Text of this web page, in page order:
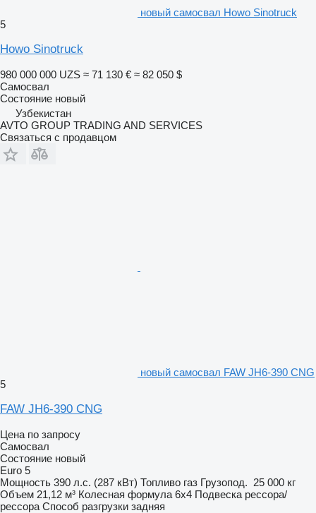
новый самосвал Howo Sinotruck
5
Howo Sinotruck
980 000 000 UZS ≈ 71 130 € ≈ 82 050 $
Самосвал
Состояние новый
Узбекистан
AVTO GROUP TRADING AND SERVICES
Связаться с продавцом
новый самосвал FAW JH6-390 CNG
5
FAW JH6-390 CNG
Цена по запросу
Самосвал
Состояние новый
Euro 5
Мощность 390 л.с. (287 кВт) Топливо газ Грузопод. 25 000 кг
Объем 21,12 м³ Колесная формула 6x4 Подвеска рессора/
рессора Способ разгрузки задняя